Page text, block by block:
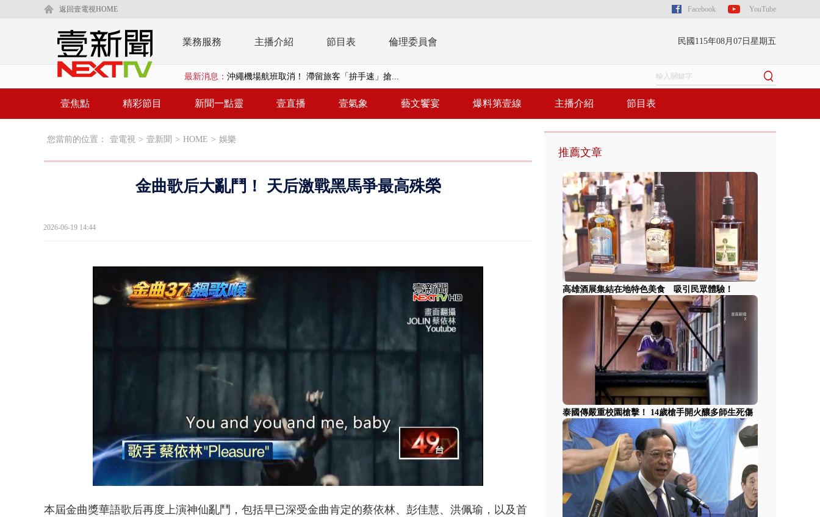
返回壹電視HOME Facebook YouTube
業務服務 主播介紹 節目表 倫理委員會 民國115年08月07日星期五
最新消息：
泰國傳嚴重校園槍擊！ 14歲槍手開火釀多師...
BP出道10周年！ 8／8見面會限40粉絲 YG大...
「吉伊卡哇」劇場版超人氣限量特典 粉絲排...
「疫苗採購」大逆轉！ 證實慈濟買BNT遭詐10...
白海豚海警！ 雨彈將炸台中以北 不排除明...
壹焦點 精彩節目 新聞一點靈 壹直播 壹氣象 藝文饗宴 爆料第壹線 主播介紹 節目表
您當前的位置： 壹電視 > 壹新聞 > HOME > 娛樂
金曲歌后大亂鬥！ 天后激戰黑馬爭最高殊榮
2026-06-19 14:44
37.74%
本屆金曲獎華語歌后再度上演神仙亂鬥，包括早已深受金曲肯定的蔡依林、彭佳慧、洪佩瑜，以及首
推薦文章
高雄酒展集結在地特色美食 吸引民眾體驗！
泰國傳嚴重校園槍擊！ 14歲槍手開火釀多師生死傷